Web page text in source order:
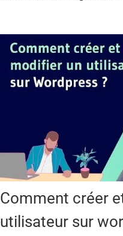
Comment créer
utilisateur sur